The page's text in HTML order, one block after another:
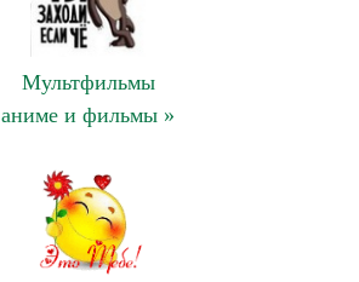
Мультфильмы
аниме и фильмы »